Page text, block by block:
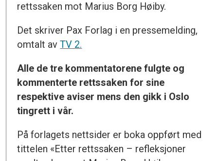
rettssaken mot Marius Borg Høiby.
Det skriver Pax Forlag i en pressemelding,
omtalt avTV 2.
Alle de tre kommentatorene fulgte og
kommenterte rettssaken for sine
respektive aviser mens den gikk i Oslo
tingrett i vår.
På forlagets nettsider er boka oppført med
tittelen «Etter rettssaken – refleksjoner